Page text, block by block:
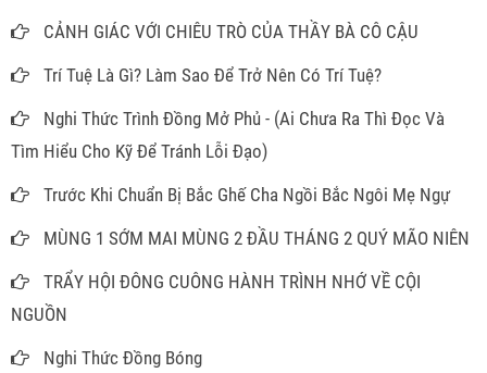
CẢNH GIÁC VỚI CHIÊU TRÒ CỦA THẦY BÀ CÔ CẬU
Trí Tuệ Là Gì? Làm Sao Để Trở Nên Có Trí Tuệ?
Nghi Thức Trình Đồng Mở Phủ - (Ai Chưa Ra Thì Đọc Và
Tìm Hiểu Cho Kỹ Để Tránh Lỗi Đạo)
Trước Khi Chuẩn Bị Bắc Ghế Cha Ngồi Bắc Ngôi Mẹ Ngự
MÙNG 1 SỚM MAI MÙNG 2 ĐẦU THÁNG 2 QUÝ MÃO NIÊN
TRẨY HỘI ĐÔNG CUÔNG HÀNH TRÌNH NHỚ VỀ CỘI
NGUỒN
Nghi Thức Đồng Bóng